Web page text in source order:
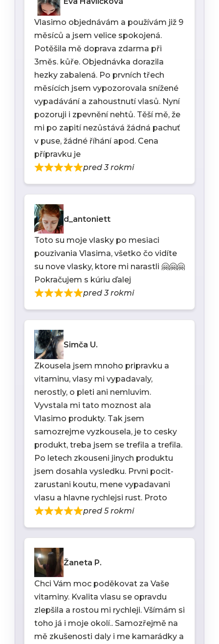
pred 3 rokmi
Vlasimo objednávám a používám již 9
měsíců a jsem velice spokojená.
Potěšila mě doprava zdarma při
3měs. kůře. Objednávka dorazila
hezky zabalená. Po prvních třech
měsících jsem vypozorovala snížené
vypadávání a zahoustnutí vlasů. Nyní
pozoruji i zpevnění nehtů. Těší mě, že
mi po zapití nezůstává žádná pachuť
v puse, žádné říhání apod. Cena
přípravku je
pred 3 rokmi
Toto su moje vlasky po mesiaci
pouzivania Vlasima, všetko čo vidíte
su nove vlasky, ktore mi narastli 🤗🤗🤗
Pokračujem s kúriu ďalej
d_antoniett
pred 5 rokmi
Zkousela jsem mnoho pripravku a
vitaminu, vlasy mi vypadavaly,
nerostly, o pleti ani nemluvim.
Vyvstala mi tato moznost ala
Vlasimo produkty. Tak jsem
samozrejme vyzkousela, je to cesky
produkt, treba jsem se trefila a trefila.
Po letech zkouseni jinych produktu
jsem dosahla vysledku. Prvni pocit-
zarustani koutu, mene vypadavani
vlasu a hlavne rychlejsi rust. Proto
Simča U.
Chci Vám moc poděkovat za Vaše
vitaminy. Kvalita vlasu se opravdu
zlepšila a rostou mi rychleji. Všímám si
toho já i moje okolí.. Samozřejmě na
mě zkušenosti daly i me kamarádky a
Žaneta P.